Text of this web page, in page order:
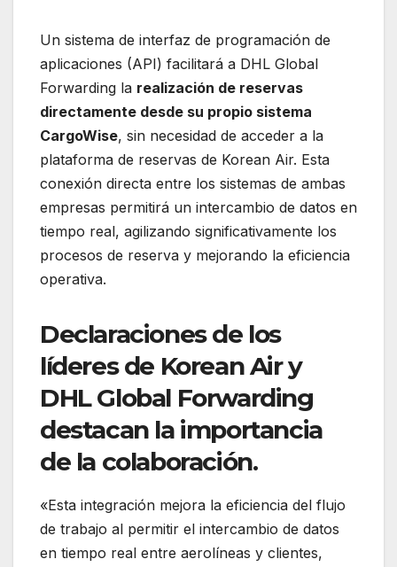
Un sistema de interfaz de programación de
aplicaciones (API) facilitará a DHL Global
Forwarding la realización de reservas
directamente desde su propio sistema
CargoWise, sin necesidad de acceder a la
plataforma de reservas de Korean Air. Esta
conexión directa entre los sistemas de ambas
empresas permitirá un intercambio de datos en
tiempo real, agilizando significativamente los
procesos de reserva y mejorando la eficiencia
operativa.
Declaraciones de los
líderes de Korean Air y
DHL Global Forwarding
destacan la importancia
de la colaboración.
«Esta integración mejora la eficiencia del flujo
de trabajo al permitir el intercambio de datos
en tiempo real entre aerolíneas y clientes,